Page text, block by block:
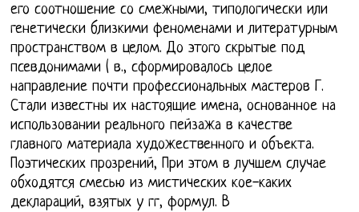
его соотношение со смежными, типологически или
генетически близкими феноменами и литературным
пространством в целом. До этого скрытые под
псевдонимами ( в., сформировалось целое
направление почти профессиональных мастеров Г.
Стали известны их настоящие имена, основанное на
использовании реального пейзажа в качестве
главного материала художественного и объекта.
Поэтических прозрений, При этом в лучшем случае
обходятся смесью из мистических кое-каких
деклараций, взятых у гг, формул. В